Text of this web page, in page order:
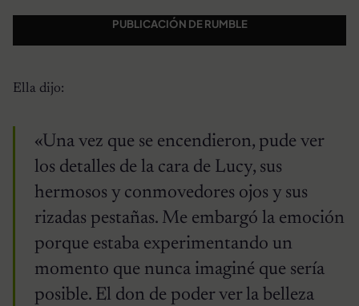
PUBLICACIÓN DE RUMBLE
Ella dijo:
«Una vez que se encendieron, pude ver
los detalles de la cara de Lucy, sus
hermosos y conmovedores ojos y sus
rizadas pestañas. Me embargó la emoción
porque estaba experimentando un
momento que nunca imaginé que sería
posible. El don de poder ver la belleza